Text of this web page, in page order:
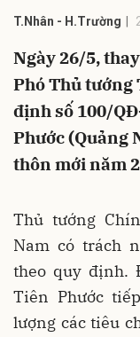
T.Nhân - H.Trường
Ngày 26/5,
Phó Thủ tướng
định số 100/
Phước (Quảng
thôn mới năm
Thủ tướng
Nam có trách
theo quy định.
Tiên Phước
lượng các tiêu